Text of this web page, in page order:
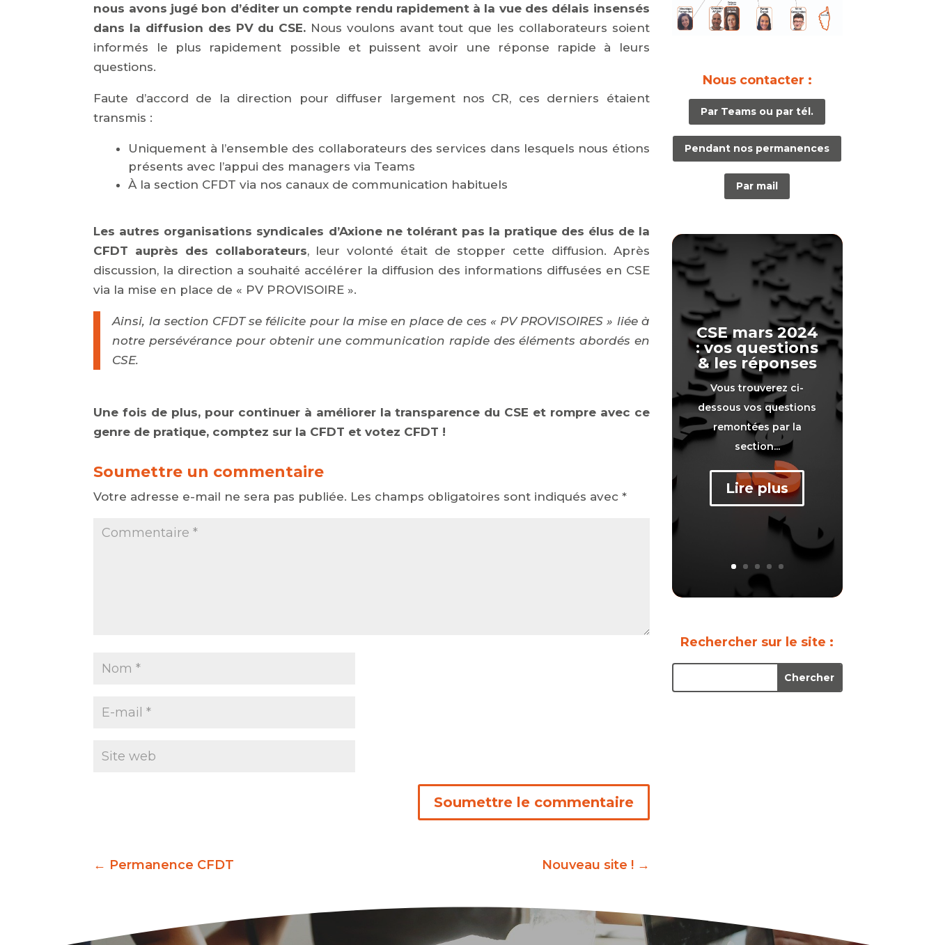
nous avons jugé bon d’éditer un compte rendu rapidement à la vue des délais insensés
dans la diffusion des PV du CSE. Nous voulons avant tout que les collaborateurs soient
informés le plus rapidement possible et puissent avoir une réponse rapide à leurs
questions.
Faute d’accord de la direction pour diffuser largement nos CR, ces derniers étaient
transmis :
Uniquement à l’ensemble des collaborateurs des services dans lesquels nous étions
présents avec l’appui des managers via Teams
À la section CFDT via nos canaux de communication habituels
Les autres organisations syndicales d’Axione ne tolérant pas la pratique des élus de la
CFDT auprès des collaborateurs, leur volonté était de stopper cette diffusion. Après
discussion, la direction a souhaité accélérer la diffusion des informations diffusées en CSE
via la mise en place de « PV PROVISOIRE ».
Ainsi, la section CFDT se félicite pour la mise en place de ces « PV PROVISOIRES » liée à
notre persévérance pour obtenir une communication rapide des éléments abordés en
CSE.
Une fois de plus, pour continuer à améliorer la transparence du CSE et rompre avec ce
genre de pratique, comptez sur la CFDT et votez CFDT !
Soumettre un commentaire
Votre adresse e-mail ne sera pas publiée. Les champs obligatoires sont indiqués avec*
Soumettre le commentaire
← Permanence CFDT Nouveau site !→
Nous contacter :
Par Teams ou par tél.
Pendant nos permanences
Par mail
CSE mars 2024
: vos questions
& les réponses
Vous trouverez ci-
dessous vos questions
remontées par la
section...
Lire plus
Rechercher sur le site :